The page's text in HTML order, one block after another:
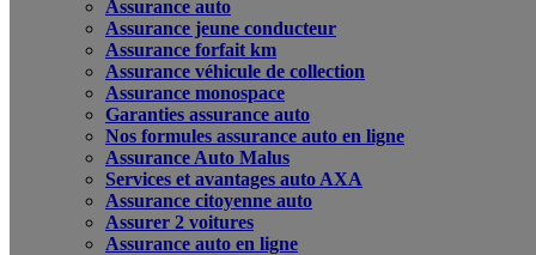
Assurance auto
Assurance jeune conducteur
Assurance forfait km
Assurance véhicule de collection
Assurance monospace
Garanties assurance auto
Nos formules assurance auto en ligne
Assurance Auto Malus
Services et avantages auto AXA
Assurance citoyenne auto
Assurer 2 voitures
Assurance auto en ligne